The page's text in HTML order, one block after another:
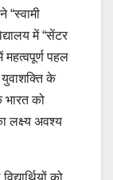
“स्वामी
में “सेंटर
महत्वपूर्ण पहल
युवाशक्ति के
को
लक्ष्य अवश्य
को